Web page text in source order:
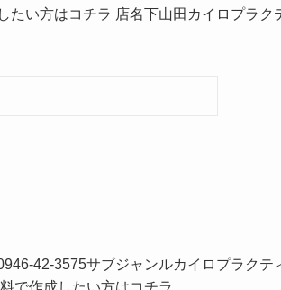
たい方はコチラ 店名下山田カイロプラク
42-3575サブジャンルカイロプラクテ
で作成したい方はコチラ